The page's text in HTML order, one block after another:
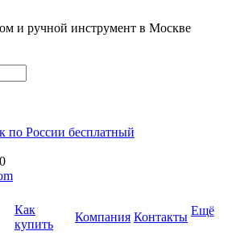
и ручной инструмент в Москве
по России бесплатный
Как
купить
Компания Контакты Ещё